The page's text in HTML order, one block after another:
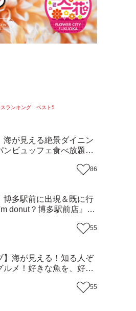
スランキング ベスト5
海が見える絶景ダイニン
ンビュッフェ食べ放題で
』（福岡・糸島市）86
博多駅前に出現＆既に行
donut？博多駅前店』徹
チオシメニューも紹介！55
】海が見える！知る人ぞ
ルメ！好きな魚を、好き
岡市西区）【まち歩き】55